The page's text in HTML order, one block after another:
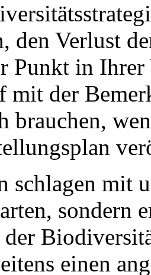
den Verlust
Punkt in
mit der
brauchen,
schlagen mit
sondern
einen